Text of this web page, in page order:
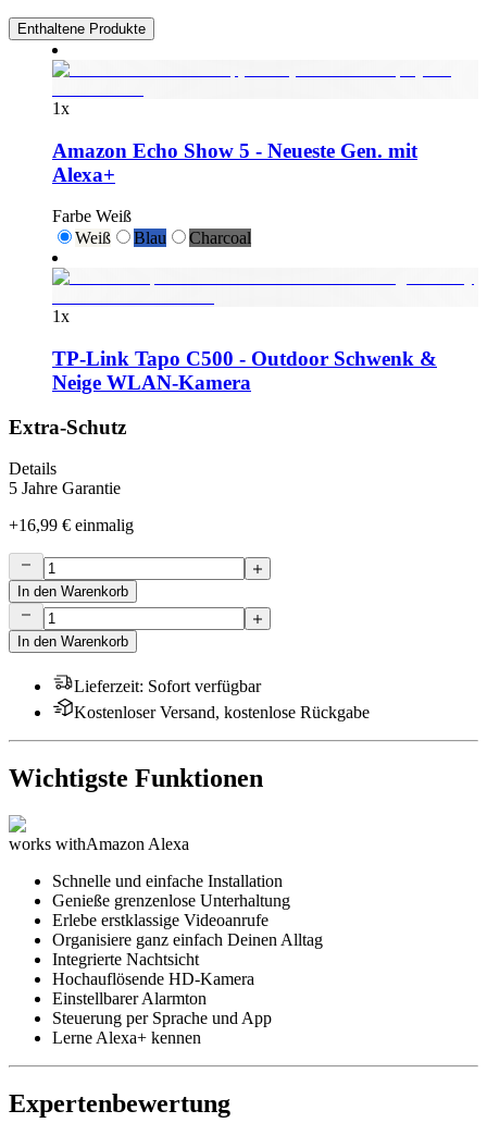
Enthaltene Produkte
1x
Amazon Echo Show 5 - Neueste Gen. mit
Alexa+
Farbe Weiß
Weiß
Blau Charcoal
1x
TP-Link Tapo C500 - Outdoor Schwenk &
Neige WLAN-Kamera
Extra-Schutz
Details
5 Jahre Garantie
+16,99 € einmalig
In den Warenkorb
In den Warenkorb
Lieferzeit: Sofort verfügbar
Kostenloser Versand, kostenlose Rückgabe
Wichtigste Funktionen
works withAmazon Alexa
Schnelle und einfache Installation
Genieße grenzenlose Unterhaltung
Erlebe erstklassige Videoanrufe
Organisiere ganz einfach Deinen Alltag
Integrierte Nachtsicht
Hochauflösende HD-Kamera
Einstellbarer Alarmton
Steuerung per Sprache und App
Lerne Alexa+ kennen
Expertenbewertung